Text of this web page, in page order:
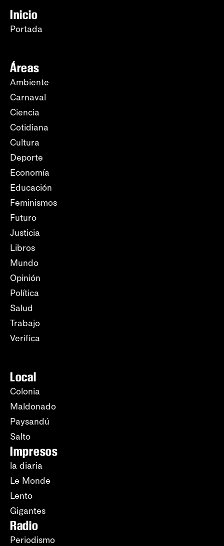
Inicio
Portada
Áreas
Ambiente
Carnaval
Ciencia
Cotidiana
Cultura
Deporte
Economía
Educación
Feminismos
Futuro
Justicia
Libros
Mundo
Opinión
Política
Salud
Trabajo
Verifica
Local
Colonia
Maldonado
Paysandú
Salto
Impresos
la diaria
Le Monde
Lento
Gigantes
Radio
Periodismo